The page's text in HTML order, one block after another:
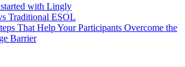
with Lingly
Traditional ESOL
That Help Your Participants Overcome the
Barrier